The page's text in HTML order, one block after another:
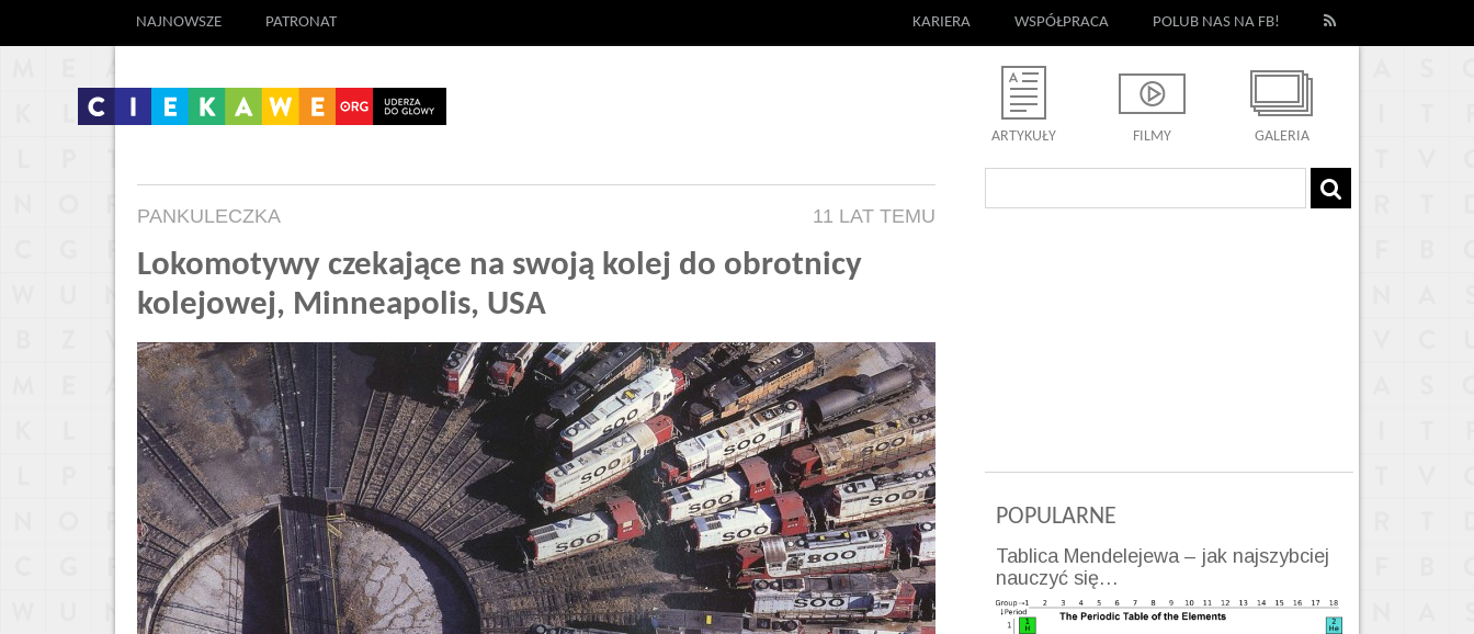
NAJNOWSZE PATRONAT KARIERA WSPÓŁPRACA POLUB NAS NA FB!
ARTYKUŁY FILMY GALERIA
PANKULECZKA 11 LAT TEMU
Lokomotywy czekające na swoją kolej do obrotnicy
kolejowej, Minneapolis, USA
POPULARNE
Tablica Mendelejewa – jak najszybciej
nauczyć się…